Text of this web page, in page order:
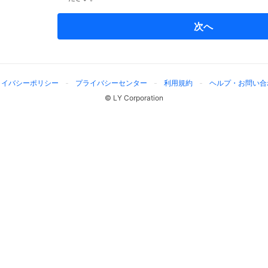
次へ
バシーポリシー プライバシーセンター 利用規約
ヘルプ・お問い
© LY Corporation